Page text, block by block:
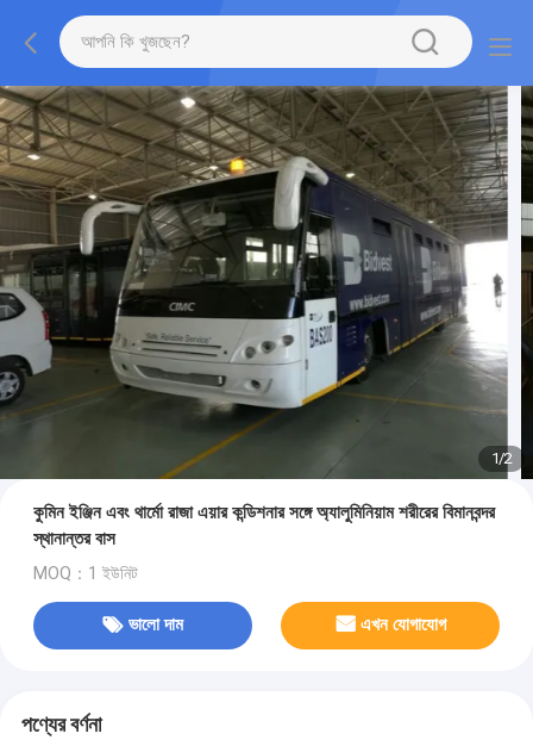
1/2
কুমিন ইঞ্জিন এবং থার্মো রাজা এয়ার কন্ডিশনার সঙ্গে অ্যালুমিনিয়াম শরীরের বিমানবন্দর
স্থানান্তর বাস
MOQ：1 ইউনিট
ভালো দাম এখন যোগাযোগ
পণ্যের বর্ণনা